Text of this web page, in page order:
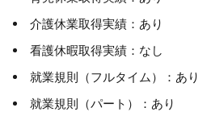
介護休業取得実績：あり
看護休暇取得実績：なし
就業規則（フルタイム）：あり
就業規則（パート）：あり